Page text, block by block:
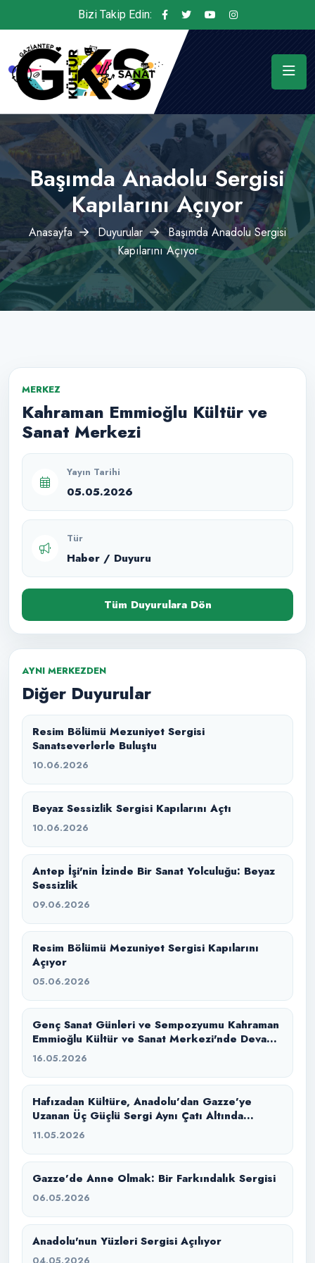
Bizi Takip Edin:
Başımda Anadolu Sergisi
Kapılarını Açıyor
Anasayfa Duyurular
Başımda Anadolu Sergisi
Kapılarını Açıyor
MERKEZ
Kahraman Emmioğlu Kültür ve
Sanat Merkezi
Yayın Tarihi
05.05.2026
Tür
Haber / Duyuru
Tüm Duyurulara Dön
AYNI MERKEZDEN
Diğer Duyurular
Resim Bölümü Mezuniyet Sergisi
Sanatseverlerle Buluştu
10.06.2026
Beyaz Sessizlik Sergisi Kapılarını Açtı
10.06.2026
Antep İşi'nin İzinde Bir Sanat Yolculuğu: Beyaz
Sessizlik
09.06.2026
Resim Bölümü Mezuniyet Sergisi Kapılarını
Açıyor
05.06.2026
Genç Sanat Günleri ve Sempozyumu Kahraman
Emmioğlu Kültür ve Sanat Merkezi'nde Devam
Ediyor
16.05.2026
Hafızadan Kültüre, Anadolu’dan Gazze’ye
Uzanan Üç Güçlü Sergi Aynı Çatı Altında
Buluştu
11.05.2026
Gazze’de Anne Olmak: Bir Farkındalık Sergisi
06.05.2026
Anadolu'nun Yüzleri Sergisi Açılıyor